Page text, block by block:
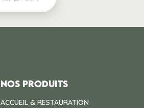
Nos produits
ACCUEIL & RESTAURATION